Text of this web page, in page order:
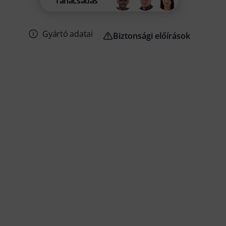
Gyártó adatai Biztonsági előírások